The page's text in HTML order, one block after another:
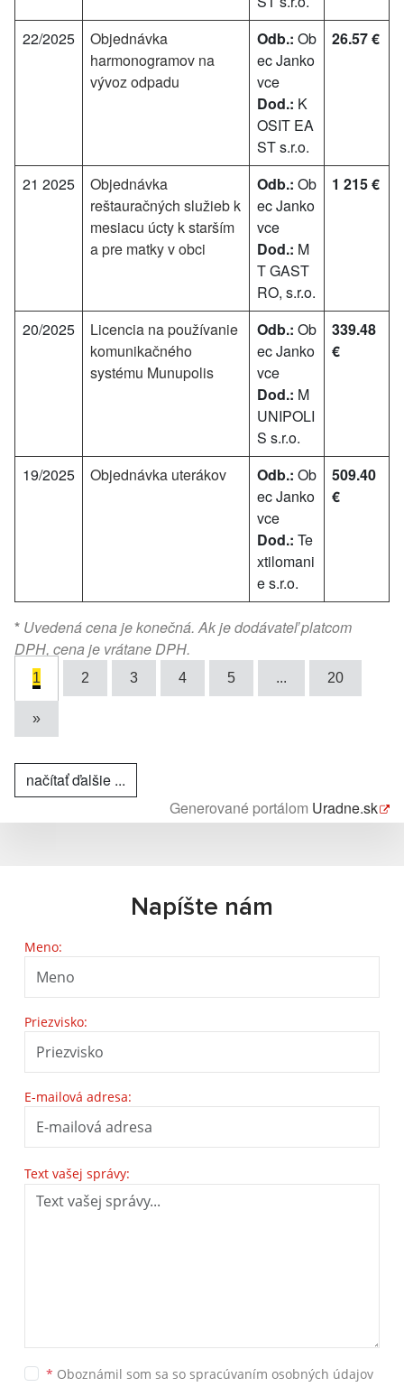
22/2025
Objednávka
harmonogramov na
vývoz odpadu
Odb.: Ob
ec Janko
vce
Dod.: K
OSIT EA
ST s.r.o.
26.57 €
21 2025
Objednávka
reštauračných služieb k
mesiacu úcty k starším
a pre matky v obci
Odb.: Ob
ec Janko
vce
Dod.: M
T GAST
RO, s.r.o.
1 215 €
20/2025
Licencia na používanie
komunikačného
systému Munupolis
Odb.: Ob
ec Janko
vce
Dod.: M
UNIPOLI
S s.r.o.
339.48
€
19/2025 Objednávka uterákov Odb.: Ob
ec Janko
vce
Dod.: Te
xtilomani
e s.r.o.
509.40
€
* Uvedená cena je konečná. Ak je dodávateľ platcom
DPH, cena je vrátane DPH.
1 2 3 4 5 ... 20
»
načítať ďalšie ...
Generované portálom Uradne.sk
Napíšte nám
Meno:
Priezvisko:
E-mailová adresa:
Text vašej správy:
* Oboznámil som sa so spracúvaním osobných údajov